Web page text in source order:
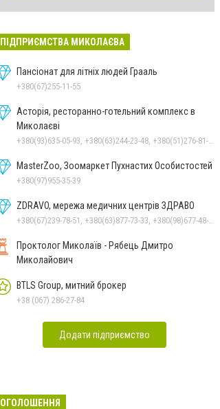
ПІДПРИЄМСТВА МИКОЛАЄВА
Пансіонат для літніх людей Грааль
+380(67)255-11-55
Асторія, ресторанно-готельний комплекс в
Миколаєві
MasterZoo, Зоомаркет Пухнастих Особистостей
+380(97)955-35-39
ZDRAVO, мережа медичних центрів ЗДРАВО
Проктолог Миколаїв - Рябець Дмитро
Миколайович
BTLS Group, митний брокер
+38 (067) 286-27-84
Додати підприємство
ОГОЛОШЕННЯ